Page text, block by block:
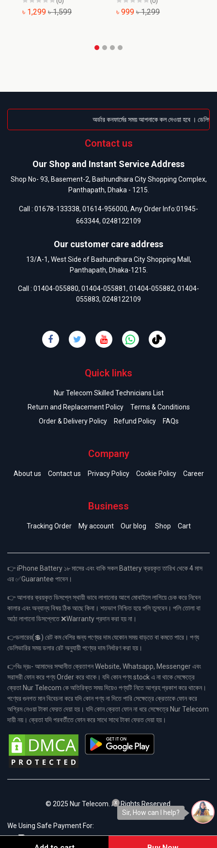
৳ 1,299 ৳ 1,599 ৳ 999 ৳ 1,299
অর্ডার কনফার্মের সময় আপনাকে কল দেওয়া হবে ।
Contact us
Our Shop and Instant Service Address
Shop No- 93, Basement-2, Bashundhara City Shopping Complex,
Panthapath, Dhaka - 1215.
Call : 01678-133338, 01614-956000, Any Order Info:01945-
663344, 0248122109
Our customer care address
13/A-1, West Side of Bashundhara City Shopping Mall,
Panthapath, Dhaka-1215.
Call : 01404-055880, 01404-055881, 01404-055882, 01404-
055883, 0248122109
Quick links
Nur Telecom Skilled Technicians List
Return and Replacement Policy
Terms & Conditions
Order & Delivery Policy
Refund Policy FAQs
Company
About us Contact us Privacy Policy Cookie Policy Career
Business
Tracking Order My account Our blog Shop Cart
👉 iPhone Battery ১৮ মাসের এবং বাকি সকল Battery ক্রয়কৃত তারিখ থেকে 4 মাস
এর ✅Guarantee পাবেন।
👉 আপনার ক্রয়কৃত ডিসপ্লে স্থায়ী ভাবে লাগানোর আগে মোবাইলে লাগিয়ে চেক করে নিবেন
কালার এবং অন্যান্য বিষয় ঠিক আছে কিনা। শতভাগ নিশ্চিত হয়ে পলি তুলবেন। পলি তোলা বা
আঠা লাগানো ডিসপ্লেতে ❌Warranty প্রদান করা হয় না।
👉ডলারের(💲) রেট কম বেশির জন্য পণ্যের দাম যেকোন সময় বাড়তে বা কমতে পারে। পণ্য
ডেলিভারির সময় ডলার রেট অনুযায়ী পণ্যের দাম নির্ধারণ করা হয়।
👉বিঃ দ্রঃ- আমাদের সম্মানীত ক্রেতাগন Website, Whatsapp, Messenger এবং
সরাসরী ফোন করে পণ্য Order করে থাকে। যদি কোন পণ্য stock এ না থাকে সেক্ষেত্রে
ক্রেতা Nur Telecom কে অতিরিক্ত সময় দিয়েও পণ্যটি নিতে আগ্রহ প্রকাশ করে থাকেন।
পণ্যের গুনগত মান বিবেচনা করে যদি কোন পণ্য না দিতে পারি সেক্ষেত্রে ক্রেতাকে ফোন করে
অগ্রিম নেওয়া টাকা ফেরত দেয়া হয়। যদি কোন ক্রেতা ফোন না ধরে সেক্ষেত্রে Nur Telecom
দায়ী নয়। ক্রেতা যদি পরবর্তীতে ফোন করে সাথে সাথে টাকা ফেরত দেয়া হয়।
© 2025 Nur Telecom. All Rights Reserved.
We Using Safe Payment For:
Sir, How can I help?
x